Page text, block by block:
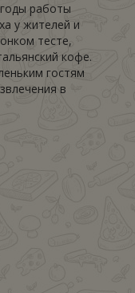
работы
у жителей и
тесте,
кофе.
гостям
в